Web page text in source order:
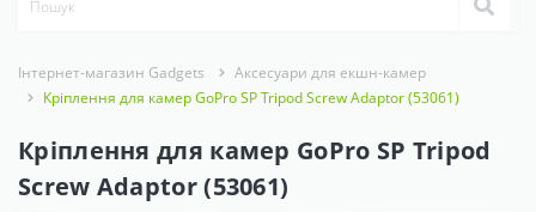
Інтернет-магазин Gadgets
Аксесуари для екшн-камер
Кріплення для камер GoPro SP Tripod Screw Adaptor (53061)
Кріплення для камер GoPro SP Tripod
Screw Adaptor (53061)